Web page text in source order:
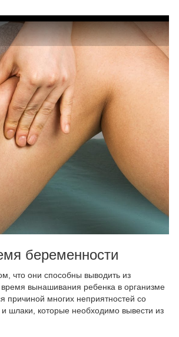
беременности
что они способны выводить из
вынашивания ребенка в организме
причиной многих неприятностей со
шлаки, которые необходимо вывести из